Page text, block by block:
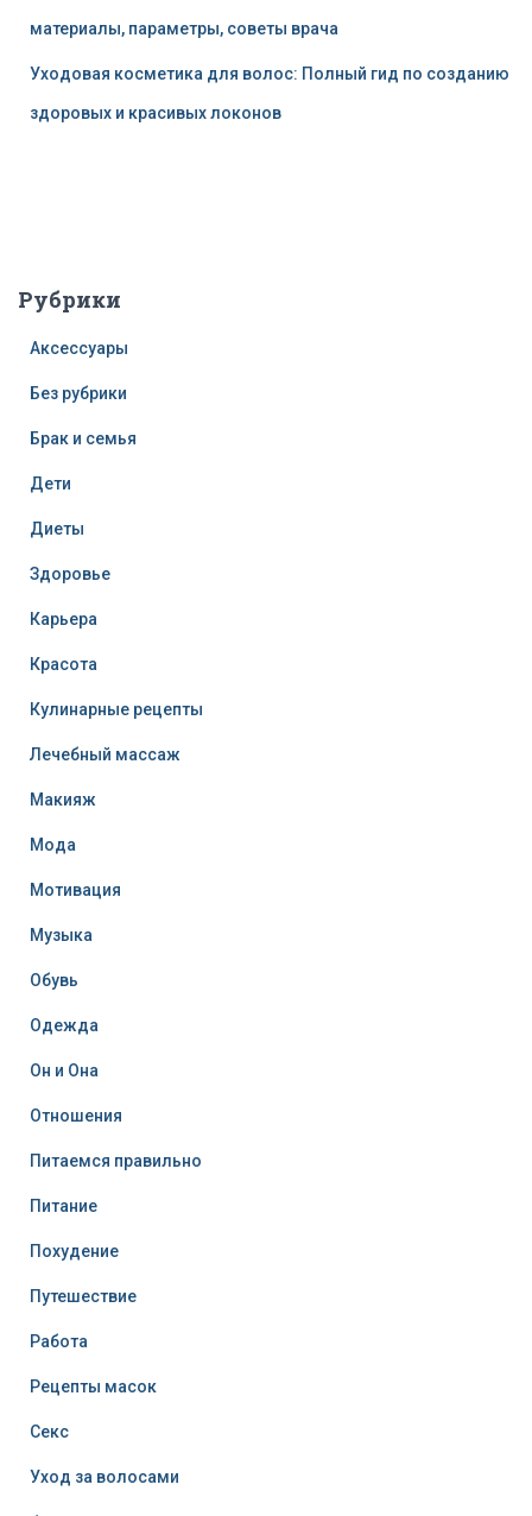
материалы, параметры, советы врача
Уходовая косметика для волос: Полный гид по созданию
здоровых и красивых локонов
Рубрики
Аксессуары
Без рубрики
Брак и семья
Дети
Диеты
Здоровье
Карьера
Красота
Кулинарные рецепты
Лечебный массаж
Макияж
Мода
Мотивация
Музыка
Обувь
Одежда
Он и Она
Отношения
Питаемся правильно
Питание
Похудение
Путешествие
Работа
Рецепты масок
Секс
Уход за волосами